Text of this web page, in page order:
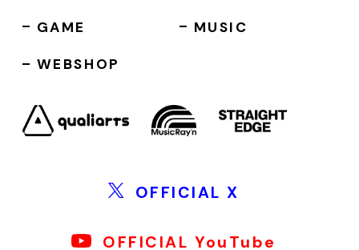
GAME
WEBSHOP
MUSIC
OFFICIAL X
OFFICIAL YouTube